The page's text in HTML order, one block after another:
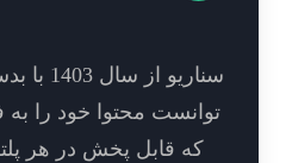
سناریو از سال 1403 با
که قابل پخش در هر پلتفرمی